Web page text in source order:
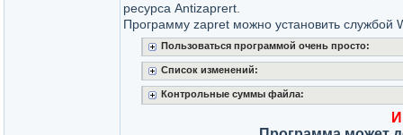
ресурса Antizaprert.
Программу zapret можно установить службой
Пользоваться программой очень просто:
Список изменений:
Контрольные суммы файла: